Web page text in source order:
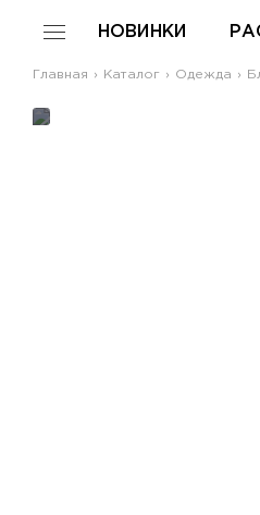
НОВИНКИ
Главная Каталог Одежда